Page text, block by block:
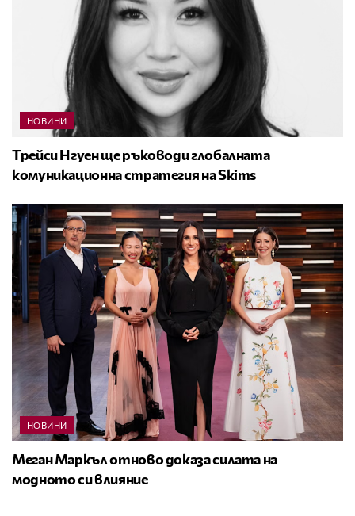
НОВИНИ
Трейси Нгуен ще ръководи глобалната
комуникационна стратегия на Skims
НОВИНИ
Меган Маркъл отново доказа силата на
модното си влияние